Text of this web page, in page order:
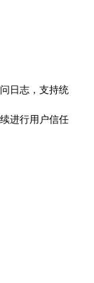
日志，支持统
进行用户信任